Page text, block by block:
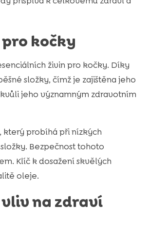
kočky
živin pro kočky. Díky
složky, čímž je zajištěna jeho
jeho významným zdravotním
který probíhá při nízkých
Bezpečnost tohoto
Klíč k dosažení skvělých
oleje.
na zdraví